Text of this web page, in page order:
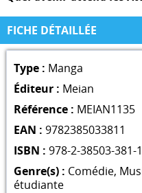
FICHE DÉTAILLÉE
Type : Manga
Éditeur : Meian
Référence : MEIAN1135
EAN : 9782385033811
ISBN : 978-2-38503-381-1
Genre(s) : Comédie,
étudiante